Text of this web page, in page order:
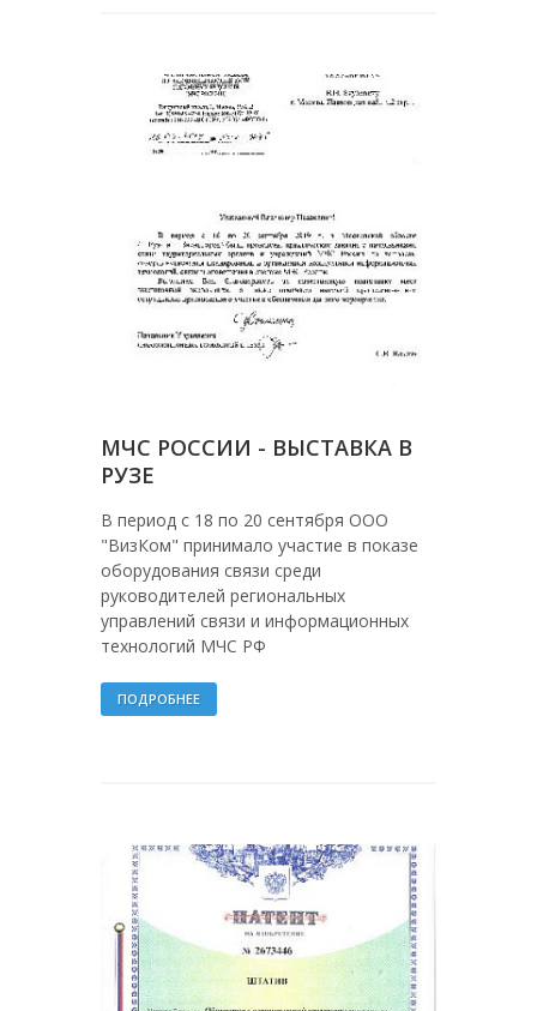
МЧС РОССИИ - ВЫСТАВКА В
РУЗЕ
В период с 18 по 20 сентября ООО
"ВизКом" принимало участие в показе
оборудования связи среди
руководителей региональных
управлений связи и информационных
технологий МЧС РФ
ПОДРОБНЕЕ